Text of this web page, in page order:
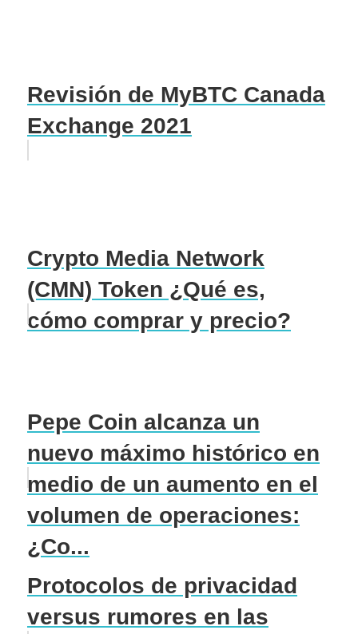
Revisión de MyBTC Canada
Exchange 2021
Crypto Media Network
(CMN) Token ¿Qué es,
cómo comprar y precio?
Pepe Coin alcanza un
nuevo máximo histórico en
medio de un aumento en el
volumen de operaciones:
¿Co...
Protocolos de privacidad
versus rumores en las